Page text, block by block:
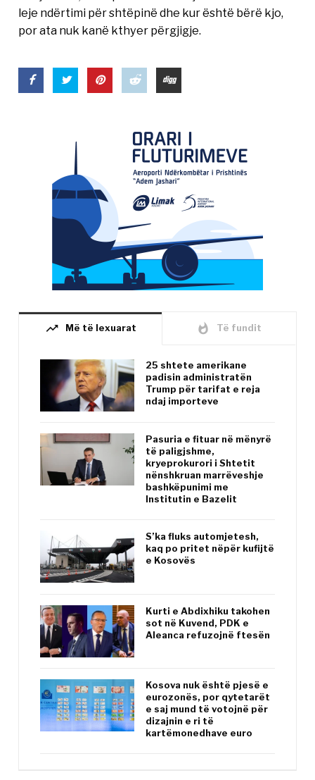
leje ndërtimi për shtëpinë dhe kur është bërë kjo,
por ata nuk kanë kthyer përgjigje.
trending_up Më të lexuarat whatshot Të fundit
25 shtete amerikane
padisin administratën
Trump për tarifat e reja
ndaj importeve
Pasuria e fituar në mënyrë
të paligjshme,
kryeprokurori i Shtetit
nënshkruan marrëveshje
bashkëpunimi me
Institutin e Bazelit
S’ka fluks automjetesh,
kaq po pritet nëpër kufijtë
e Kosovës
Kurti e Abdixhiku takohen
sot në Kuvend, PDK e
Aleanca refuzojnë ftesën
Kosova nuk është pjesë e
eurozonës, por qytetarët
e saj mund të votojnë për
dizajnin e ri të
kartëmonedhave euro